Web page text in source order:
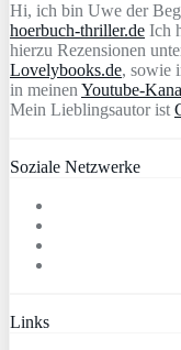
Hi, ich bin Uwe der
hoerbuch-thriller.de Ich
hierzu Rezensionen
Lovelybooks.de, sowie
in meinenYoutube-
Mein Lieblingsautor ist
Soziale Netzwerke
Links